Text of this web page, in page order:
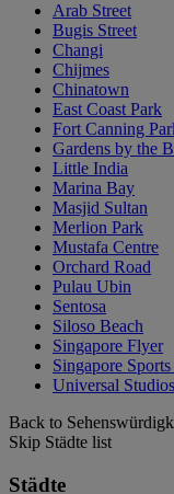
Arab Street
Bugis Street
Changi
Chijmes
Chinatown
East Coast Park
Fort Canning
Gardens by the
Little India
Marina Bay
Masjid Sultan
Merlion Park
Mustafa Centre
Orchard Road
Pulau Ubin
Sentosa
Siloso Beach
Singapore Flyer
Singapore
Universal
Back to
Skip Städte list
Städte